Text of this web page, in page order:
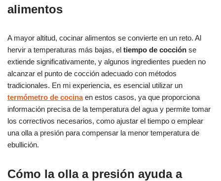
alimentos
A mayor altitud, cocinar alimentos se convierte en un reto. Al
hervir a temperaturas más bajas, el tiempo de cocción se
extiende significativamente, y algunos ingredientes pueden no
alcanzar el punto de cocción adecuado con métodos
tradicionales. En mi experiencia, es esencial utilizar un
termómetro de cocinaen estos casos, ya que proporciona
información precisa de la temperatura del agua y permite tomar
los correctivos necesarios, como ajustar el tiempo o emplear
una olla a presión para compensar la menor temperatura de
ebullición.
Cómo la olla a presión ayuda a